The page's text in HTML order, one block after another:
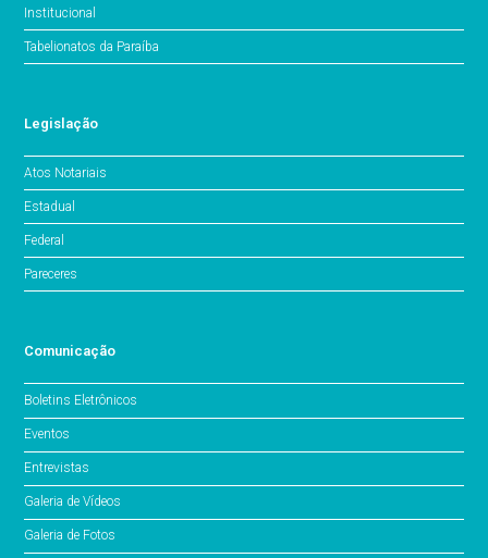
Institucional
Tabelionatos da Paraíba
Legislação
Atos Notariais
Estadual
Federal
Pareceres
Comunicação
Boletins Eletrônicos
Eventos
Entrevistas
Galeria de Vídeos
Galeria de Fotos